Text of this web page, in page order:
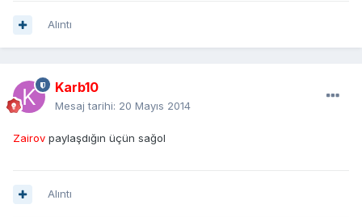
Alıntı
Karb10
Mesaj tarihi: 20 Mayıs 2014
Zairov paylaşdığın üçün sağol
Alıntı